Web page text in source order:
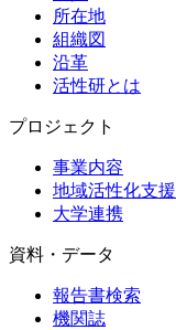
所在地
組織図
沿革
活性研とは
プロジェクト
事業内容
地域活性化支援
大学連携
資料・データ
報告書検索
機関誌